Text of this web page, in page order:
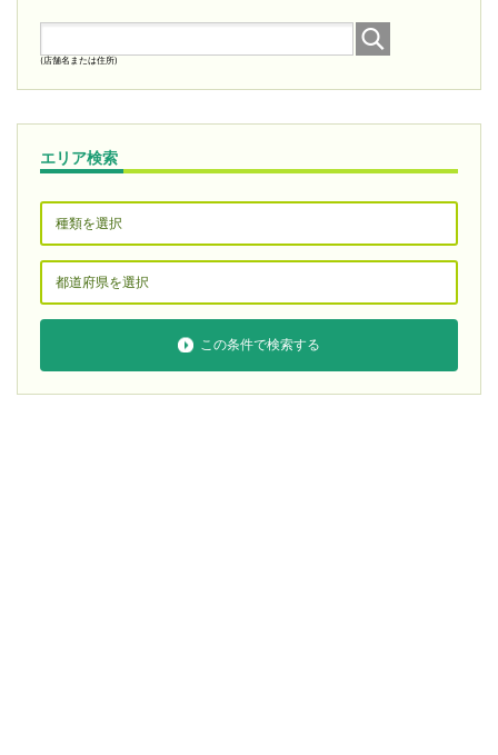
(店舗名または住所)
エリア検索
この条件で検索する